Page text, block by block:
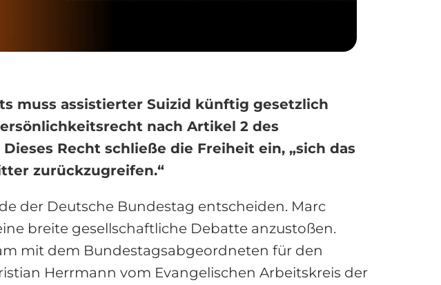
muss assistierter Suizid künftig gesetzlich
nach Artikel 2 des
Recht schließe die Freiheit ein, „sich das
zurückzugreifen.“
der Deutsche Bundestag entscheiden. Marc
breite gesellschaftliche Debatte anzustoßen.
mit dem Bundestagsabgeordneten für den
Herrmann vom Evangelischen Arbeitskreis der